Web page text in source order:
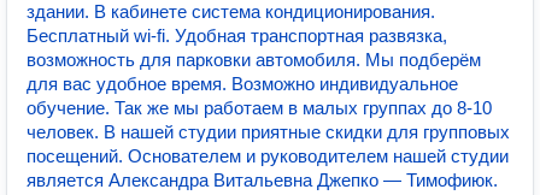
здании. В кабинете система кондиционирования.
Бесплатный wi-fi. Удобная транспортная развязка,
возможность для парковки автомобиля. Мы подберём
для вас удобное время. Возможно индивидуальное
обучение. Так же мы работаем в малых группах до 8-10
человек. В нашей студии приятные скидки для групповых
посещений. Основателем и руководителем нашей студии
является Александра Витальевна Джепко — Тимофиюк.